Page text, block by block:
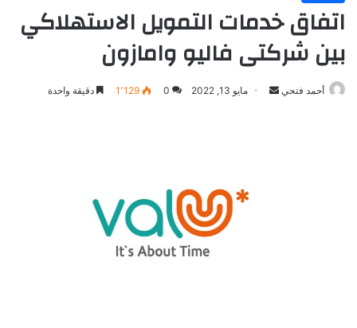
اتفاق خدمات التمويل الاستهلاكي
بين شركتى فاليو وامازون
أحمد فتحي
أرسل مايو 13, 2022 0 1٬129 دقيقة واحدة